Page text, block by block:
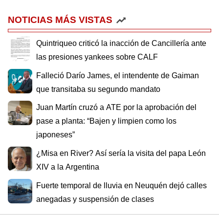
NOTICIAS MÁS VISTAS
Quintriqueo criticó la inacción de Cancillería ante
las presiones yankees sobre CALF
Falleció Darío James, el intendente de Gaiman
que transitaba su segundo mandato
Juan Martín cruzó a ATE por la aprobación del
pase a planta: “Bajen y limpien como los
japoneses”
¿Misa en River? Así sería la visita del papa León
XIV a la Argentina
Fuerte temporal de lluvia en Neuquén dejó calles
anegadas y suspensión de clases